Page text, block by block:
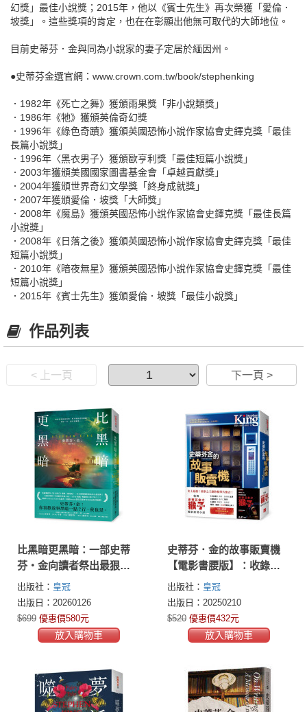
幻獎」最佳小說獎；2015年，他以《賓士先生》再次榮獲「愛倫．
坡獎」。這些獎項的肯定，也在在彰顯出他無可取代的大師地位。
目前史蒂芬．金與同為小說家的妻子定居於緬因州。
●史蒂芬金選官網：www.crown.com.tw/book/stephenking
．1982年《死亡之舞》獲頒雨果獎「非小說類獎」
．1986年《牠》獲頒英倫奇幻獎
．1996年《綠色奇蹟》獲頒英國恐怖小說作家協會史鐸克獎「最佳
長篇小說獎」
．1996年〈黑衣男子〉獲頒歐亨利獎「最佳短篇小說獎」
．2003年獲頒美國國家圖書基金會「卓越貢獻獎」
．2004年獲頒世界奇幻文學獎「終身成就獎」
．2007年獲頒愛倫．坡獎「大師獎」
．2008年《魔島》獲頒英國恐怖小說作家協會史鐸克獎「最佳長篇
小說獎」
．2008年《日落之後》獲頒英國恐怖小說作家協會史鐸克獎「最佳
短篇小說獎」
．2010年《暗夜無星》獲頒英國恐怖小說作家協會史鐸克獎「最佳
短篇小說獎」
．2015年《賓士先生》獲頒愛倫．坡獎「最佳小說獎」
作品列表
< 上一頁 下一頁 >
比黑暗更黑暗：一部史蒂
芬・金向讀者祭出最狠絕
的戰帖！
出版社： 皇冠
出版日：20260126
$699 優惠價580元
放入購物車
史蒂芬．金的故事販賣機
【電影書腰版】：收錄
《史蒂芬金之猴子》電影
原著小說！隨書限量附贈
早場票價優惠券！
出版社： 皇冠
出版日：20250210
$520 優惠價432元
放入購物車